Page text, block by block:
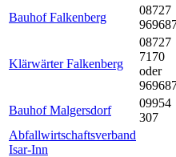
Bauhof Falkenberg
08727
Klärwärter Falkenberg
08727
7170
oder
Bauhof Malgersdorf
09954
307
Abfallwirtschaftsverband
Isar-Inn